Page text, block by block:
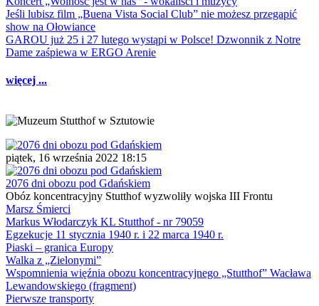
Jeśli lubisz film „Buena Vista Social Club” nie możesz przegapić
show na Ołowiance
GAROU już 25 i 27 lutego wystąpi w Polsce! Dzwonnik z Notre
Dame zaśpiewa w ERGO Arenie
więcej ...
piątek, 16 września 2022 18:15
2076 dni obozu pod Gdańskiem
Obóz koncentracyjny Stutthof wyzwoliły wojska III Frontu
Marsz Śmierci
Markus Włodarczyk KL Stutthof - nr 79059
Egzekucje 11 stycznia 1940 r. i 22 marca 1940 r.
Piaski – granica Europy
Walka z „Zielonymi”
Wspomnienia więźnia obozu koncentracyjnego „Stutthof” Wacława
Lewandowskiego (fragment)
Pierwsze transporty